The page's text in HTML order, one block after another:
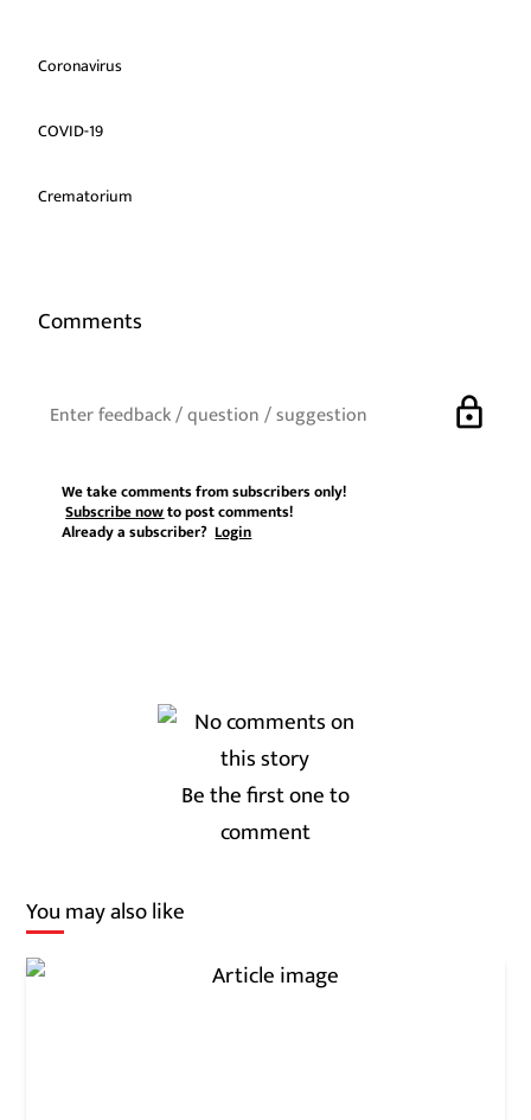
Coronavirus
COVID-19
Crematorium
Comments
lock
We take comments from subscribers only!
Subscribe nowto post comments!
Already a subscriber?Login
Be the first one to
comment
You may also like